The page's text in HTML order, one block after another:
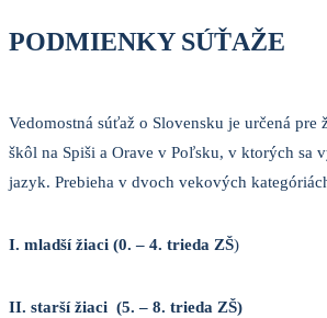
PODMIENKY SÚŤAŽE
Vedomostná súťaž o Slovensku je určená pre
škôl na Spiši a Orave v Poľsku, v ktorých sa
jazyk. Prebieha v dvoch vekových
I. mladší žiaci (0. – 4. trieda ZŠ)
II. starší žiaci (5. – 8. trieda ZŠ)